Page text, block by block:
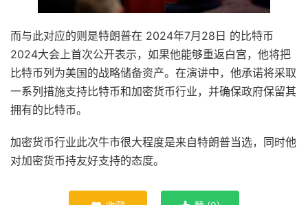
而与此对应的则是特朗普在 2024年7月28日 的比特币
2024大会上首次公开表示，如果他能够重返白宫，他将把
比特币列为美国的战略储备资产。在演讲中，他承诺将采取
一系列措施支持比特币和加密货币行业，并确保政府保留其
拥有的比特币。
加密货币行业此次牛市很大程度是来自特朗普当选，同时他
对加密货币持友好支持的态度。